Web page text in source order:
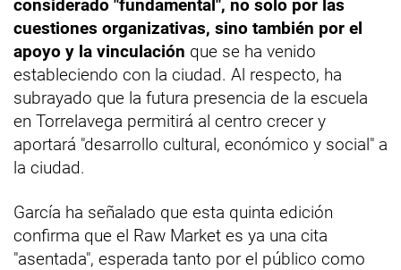
considerado "fundamental", no solo por las
cuestiones organizativas, sino también por el
apoyo y la vinculación que se ha venido
estableciendo con la ciudad. Al respecto, ha
subrayado que la futura presencia de la escuela
en Torrelavega permitirá al centro crecer y
aportará "desarrollo cultural, económico y social" a
la ciudad.
García ha señalado que esta quinta edición
confirma que el Raw Market es ya una cita
"asentada", esperada tanto por el público como